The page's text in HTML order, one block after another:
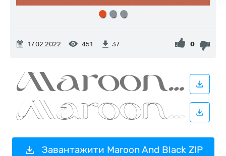
17.02.2022 451 37 0
Завантажити Maroon And Black ZIP